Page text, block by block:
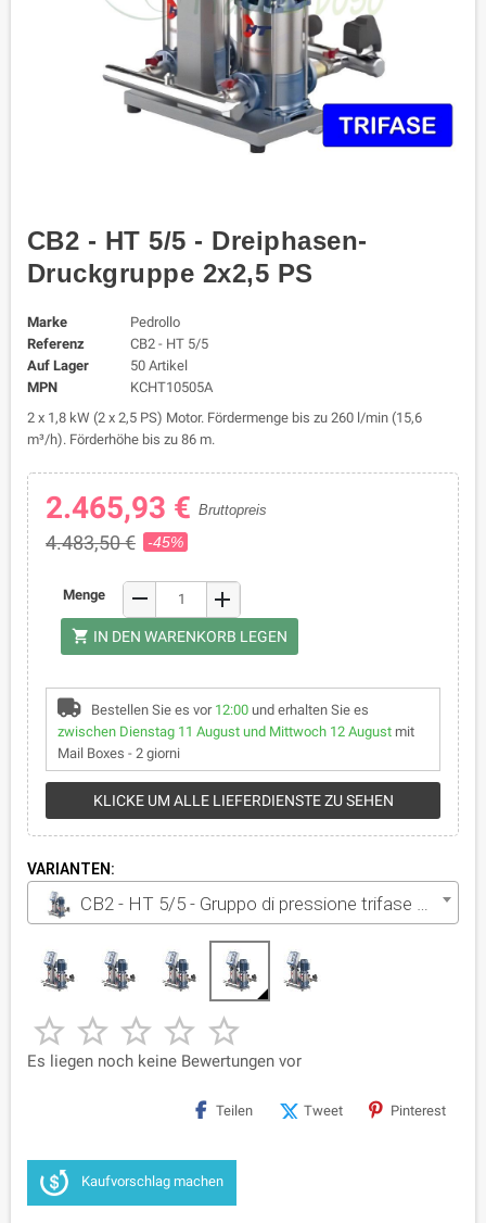
CB2 - HT 5/5 - Dreiphasen-
Druckgruppe 2x2,5 PS
Marke
Pedrollo
Referenz
CB2 - HT 5/5
Auf Lager
50 Artikel
MPN
KCHT10505A
2 x 1,8 kW (2 x 2,5 PS) Motor. Fördermenge bis zu 260 l/min (15,6
m³/h). Förderhöhe bis zu 86 m.
2.465,93 € Bruttopreis
4.483,50 € -45%
Menge remove add
shopping_cart IN DEN WARENKORB LEGEN
Bestellen Sie es vor 12:00 und erhalten Sie es
zwischen Dienstag 11 August und Mittwoch 12 August mit
Mail Boxes - 2 giorni
KLICKE UM ALLE LIEFERDIENSTE ZU SEHEN
VARIANTEN:
CB2 - HT 5/5 - Gruppo di pressione trifase da 2x2.5 HP
    
Es liegen noch keine Bewertungen vor
Teilen Tweet Pinterest
Kaufvorschlag machen